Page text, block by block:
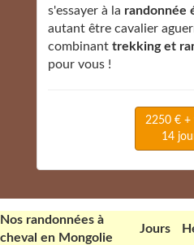
s'essayer à la randonnée
autant être cavalier
combinant trekking et
pour vous !
2250 € +
14
Nos randonnées à
cheval en Mongolie
Jours